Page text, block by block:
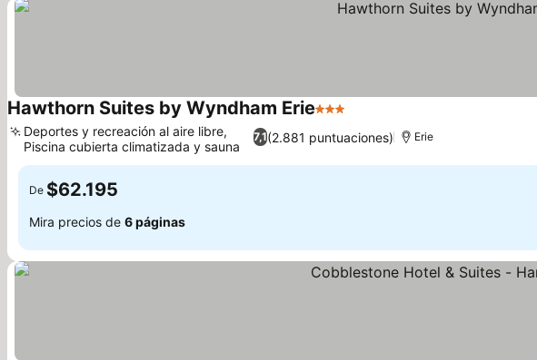
Hawthorn Suites by Wyndham Erie3 Estrellas
7,1(2.881 puntuaciones)
Deportes y recreación al aire libre,
Piscina cubierta climatizada y sauna
Erie
De $62.195
Mira precios de 6 páginas